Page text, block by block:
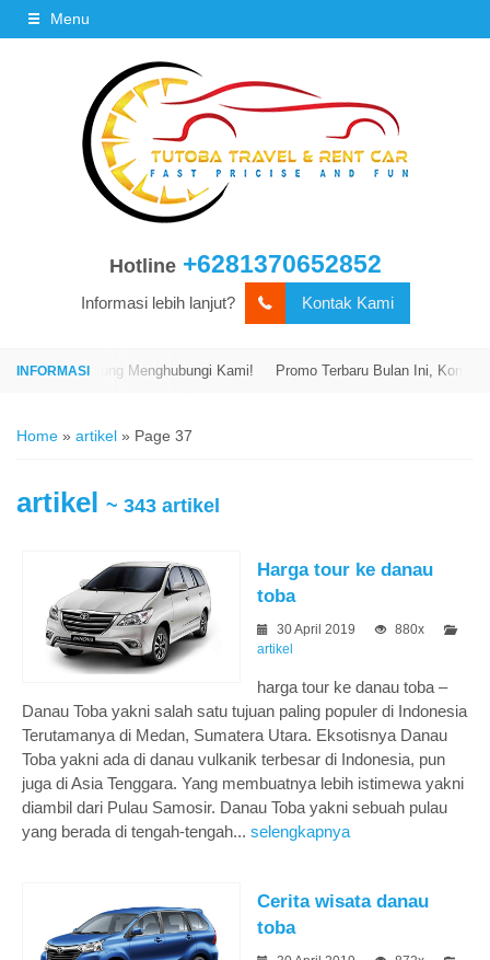
Menu
Hotline +6281370652852
Informasi lebih lanjut? Kontak Kami
Langsung Menghubungi Kami! Promo Terbaru Bulan Ini, Kontak
Home » artikel » Page 37
artikel ~ 343 artikel
Harga tour ke danau
toba
30 April 2019
880x
artikel
harga tour ke danau toba –
Danau Toba yakni salah satu tujuan paling populer di Indonesia
Terutamanya di Medan, Sumatera Utara. Eksotisnya Danau
Toba yakni ada di danau vulkanik terbesar di Indonesia, pun
juga di Asia Tenggara. Yang membuatnya lebih istimewa yakni
diambil dari Pulau Samosir. Danau Toba yakni sebuah pulau
yang berada di tengah-tengah... selengkapnya
Cerita wisata danau
toba